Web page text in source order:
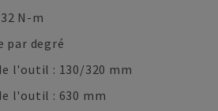
N-m
par degré
l'outil : 130/320 mm
l'outil : 630 mm